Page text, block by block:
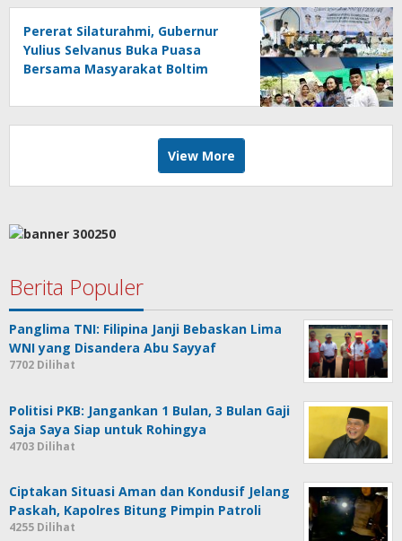
Pererat Silaturahmi, Gubernur
Yulius Selvanus Buka Puasa
Bersama Masyarakat Boltim
View More
Berita Populer
Panglima TNI: Filipina Janji Bebaskan Lima
WNI yang Disandera Abu Sayyaf
7702 Dilihat
Politisi PKB: Jangankan 1 Bulan, 3 Bulan Gaji
Saja Saya Siap untuk Rohingya
4703 Dilihat
Ciptakan Situasi Aman dan Kondusif Jelang
Paskah, Kapolres Bitung Pimpin Patroli
4255 Dilihat